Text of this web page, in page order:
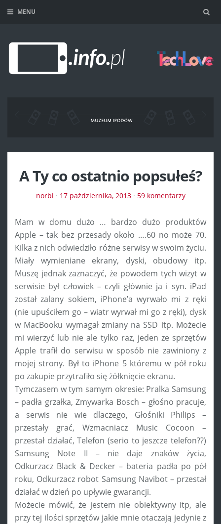
MENU
A Ty co ostatnio popsułeś?
norbi · 17 października, 2013· 59 komentarzy
Mam w domu dużo … bardzo dużo produktów
Apple – tak bez przesady około ….60 no może 70.
Kilka z nich odwiedziło różne serwisy w swoim życiu.
Miały wymieniane ekrany, dyski, obudowy itp.
Muszę jednak zaznaczyć, że powodem tych wizyt w
serwisie był człowiek – czyli głównie ja i syn. iPad
został zalany sokiem, iPhone’a wyrwało mi z ręki
(nie upuściłem go – wiatr wyrwał mi go z ręki), dysk
w MacBooku wymagał zmiany na SSD itp. Możecie
mi wierzyć lub nie ale tylko raz, jeden ze sprzętów
Apple trafił do serwisu w sposób nie zawiniony z
mojej strony. Był to iPhone 5 któremu w pół roku
po zakupie przytrafiło się żółknięcie ekranu.
Tymczasem w tym samym okresie: Pralka Samsung
– padła grzałka, Zmywarka Bosch – głośno pracuje,
a serwis nie wie dlaczego, Głośniki Philips –
przestały grać, Wzmacniacz Music Cocoon –
przestał działać, Telefon (serio to jeszcze telefon??)
Samsung Note II – nie daje znaków życia,
Odkurzacz Black & Decker – bateria padła po pół
roku, Odkurzacz robot Samsung Navibot – przestał
działać w dzień po upływie gwarancji.
Możecie mówić, że jestem nie obiektywny itp, ale
przy tej ilości sprzętów jakie mnie otaczają jedynie z